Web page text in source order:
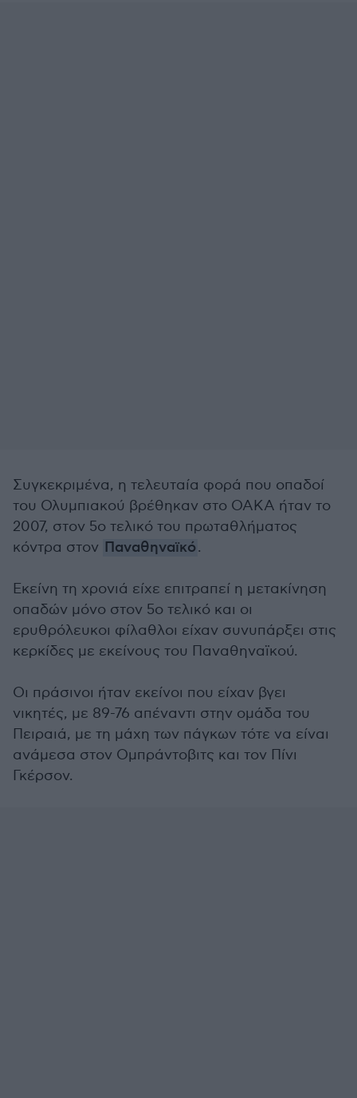
Συγκεκριμένα, η τελευταία φορά που οπαδοί
του Ολυμπιακού βρέθηκαν στο ΟΑΚΑ ήταν το
2007, στον 5ο τελικό του πρωταθλήματος
κόντρα στον Παναθηναϊκό.
Εκείνη τη χρονιά είχε επιτραπεί η μετακίνηση
οπαδών μόνο στον 5ο τελικό και οι
ερυθρόλευκοι φίλαθλοι είχαν συνυπάρξει στις
κερκίδες με εκείνους του Παναθηναϊκού.
Οι πράσινοι ήταν εκείνοι που είχαν βγει
νικητές, με 89-76 απέναντι στην ομάδα του
Πειραιά, με τη μάχη των πάγκων τότε να είναι
ανάμεσα στον Ομπράντοβιτς και τον Πίνι
Γκέρσον.